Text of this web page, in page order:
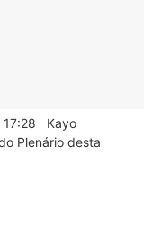
17:28 Kayo
Plenário desta